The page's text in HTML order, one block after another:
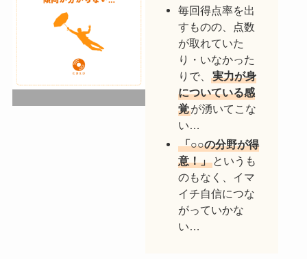
毎回得点率を出
すものの、点数
が取れていた
り・いなかった
りで、実力が身
についている感
覚が湧いてこな
い…
「○○の分野が得
意！」 というも
のもなく、イマ
イチ自信につな
がっていかな
い…